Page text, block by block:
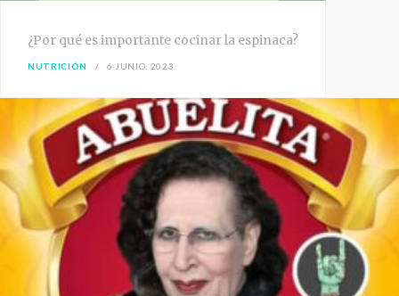
¿Por qué es importante cocinar la espinaca?
NUTRICIÓN 6 JUNIO, 2023